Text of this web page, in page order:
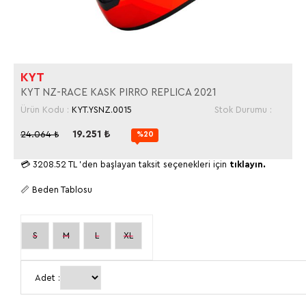
KYT
KYT NZ-RACE KASK PIRRO REPLICA 2021
Ürün Kodu : KYT.YSNZ.0015 Stok Durumu :
24.064₺ 19.251 ₺ %20
💳 3208.52 TL 'den başlayan taksit seçenekleri için tıklayın.
📏 Beden Tablosu
S M L XL
Adet :